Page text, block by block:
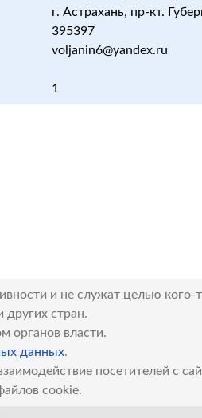
г. Астрахань, пр-кт.
395397
voljanin6@yandex.ru
1
и не служат целью кого-
других стран.
органов власти.
данных.
посетителей с
cookie.